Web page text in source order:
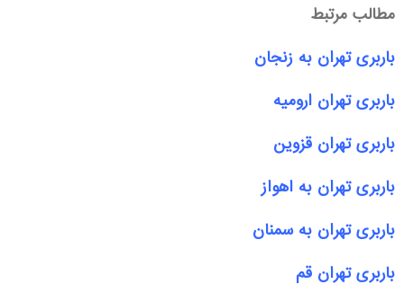
مطالب مرتبط
باربری تهران به زنجان
باربری تهران ارومیه
باربری تهران قزوین
باربری تهران به اهواز
باربری تهران به سمنان
باربری تهران قم